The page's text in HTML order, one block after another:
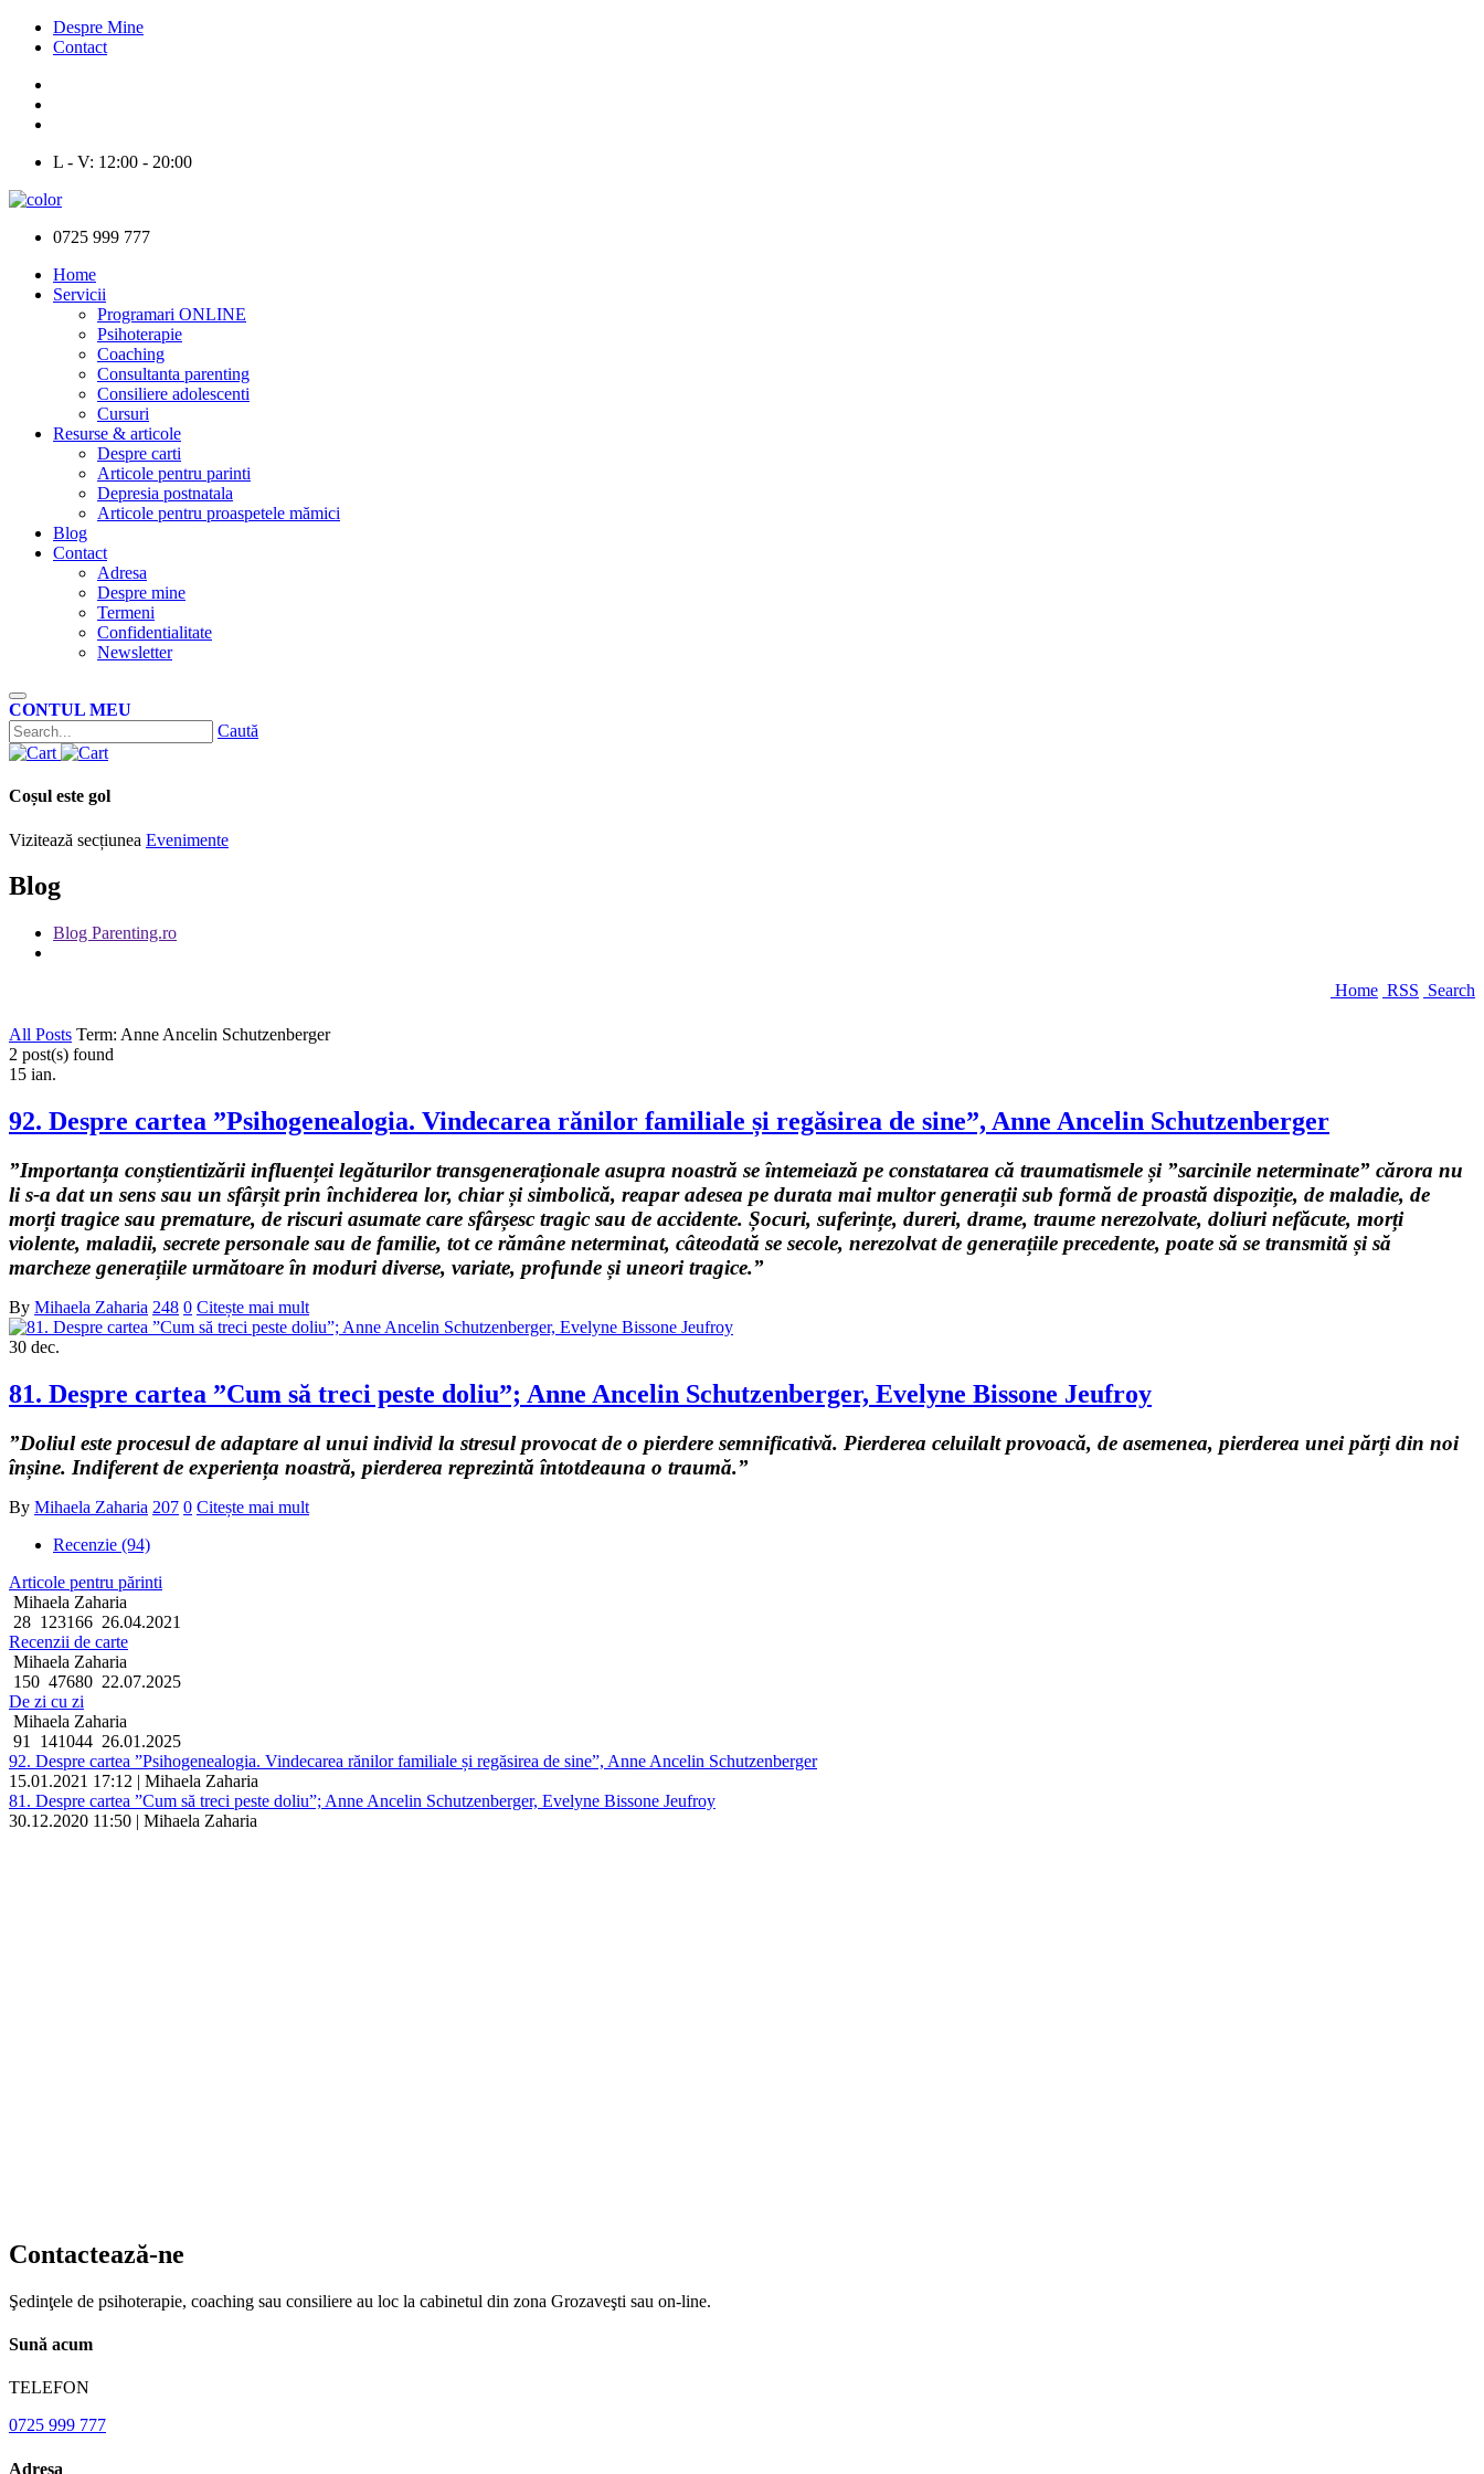
Despre Mine
Contact
L - V: 12:00 - 20:00
0725 999 777
Home
Servicii
Programari ONLINE
Psihoterapie
Coaching
Consultanta parenting
Consiliere adolescenti
Cursuri
Resurse & articole
Despre carti
Articole pentru parinti
Depresia postnatala
Articole pentru proaspetele mămici
Blog
Contact
Adresa
Despre mine
Termeni
Confidentialitate
Newsletter
CONTUL MEU
Caută
Coșul este gol
Vizitează secțiunea Evenimente
Blog
Blog Parenting.ro
Home RSS Search
All Posts Term: Anne Ancelin Schutzenberger
2 post(s) found
15 ian.
92. Despre cartea ”Psihogenealogia. Vindecarea rănilor familiale și regăsirea de sine”, Anne Ancelin Schutzenberger
”Importanța conștientizării influenței legăturilor transgeneraționale asupra noastră se întemeiază pe constatarea că traumatismele și ”sarcinile neterminate” cărora nu
li s-a dat un sens sau un sfârșit prin închiderea lor, chiar și simbolică, reapar adesea pe durata mai multor generații sub formă de proastă dispoziție, de maladie, de
morți tragice sau premature, de riscuri asumate care sfârșesc tragic sau de accidente. Șocuri, suferințe, dureri, drame, traume nerezolvate, doliuri nefăcute, morți
violente, maladii, secrete personale sau de familie, tot ce rămâne neterminat, câteodată se secole, nerezolvat de generațiile precedente, poate să se transmită și să
marcheze generațiile următoare în moduri diverse, variate, profunde și uneori tragice.”
By Mihaela Zaharia 248 0 Citește mai mult
30 dec.
81. Despre cartea ”Cum să treci peste doliu”; Anne Ancelin Schutzenberger, Evelyne Bissone Jeufroy
”Doliul este procesul de adaptare al unui individ la stresul provocat de o pierdere semnificativă. Pierderea celuilalt provoacă, de asemenea, pierderea unei părți din noi
înșine. Indiferent de experiența noastră, pierderea reprezintă întotdeauna o traumă.”
By Mihaela Zaharia 207 0 Citește mai mult
Recenzie (94)
Articole pentru părinti
Mihaela Zaharia
28 123166 26.04.2021
Recenzii de carte
Mihaela Zaharia
150 47680 22.07.2025
De zi cu zi
Mihaela Zaharia
91
141044 26.01.2025
92. Despre cartea ”Psihogenealogia. Vindecarea rănilor familiale și regăsirea de sine”, Anne Ancelin Schutzenberger
15.01.2021 17:12 | Mihaela Zaharia
81. Despre cartea ”Cum să treci peste doliu”; Anne Ancelin Schutzenberger, Evelyne Bissone Jeufroy
30.12.2020 11:50 | Mihaela Zaharia
Contactează-ne
Şedinţele de psihoterapie, coaching sau consiliere au loc la cabinetul din zona Grozaveşti sau on-line.
Sună acum
TELEFON
0725 999 777
Adresa